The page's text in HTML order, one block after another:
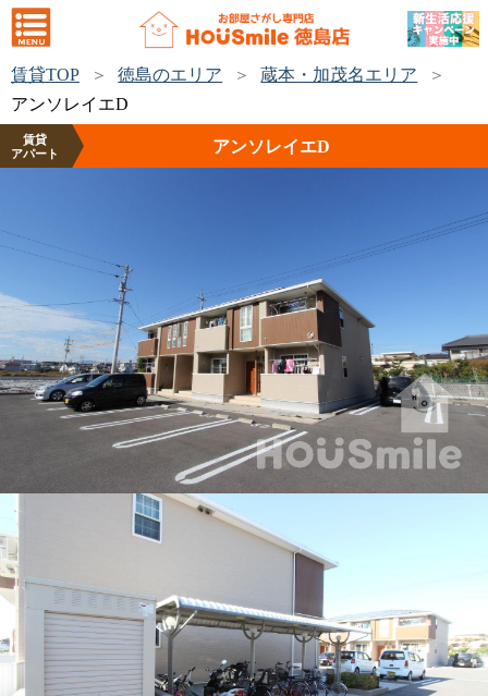
賃貸TOP 徳島のエリア
蔵本・加茂名エリア
アンソレイエD
賃貸
アパート
アンソレイエD